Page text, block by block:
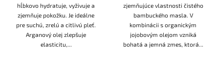
hĺbkovo hydratuje, vyživuje a
zjemňuje pokožku. Je ideálne
pre suchú, zrelú a citlivú pleť.
Arganový olej zlepšuje
elasticitu,...
zjemňujúce vlastnosti čistého
bambuckého masla. V
kombinácii s organickým
jojobovým olejom vzniká
bohatá a jemná zmes, ktorá...